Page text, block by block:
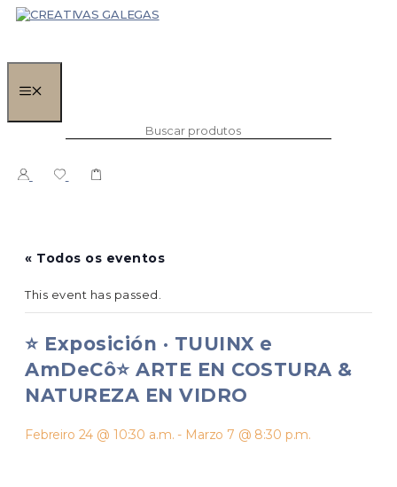
Saltar
« Todos os eventos
This event has passed.
⭐ Exposición · TUUINX e
AmDeCô⭐ ARTE EN COSTURA &
NATUREZA EN VIDRO
Febreiro 24 @ 10:30 a.m. - Marzo 7 @ 8:30 p.m.